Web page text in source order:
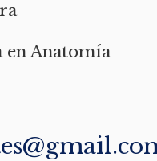
en Anatomía